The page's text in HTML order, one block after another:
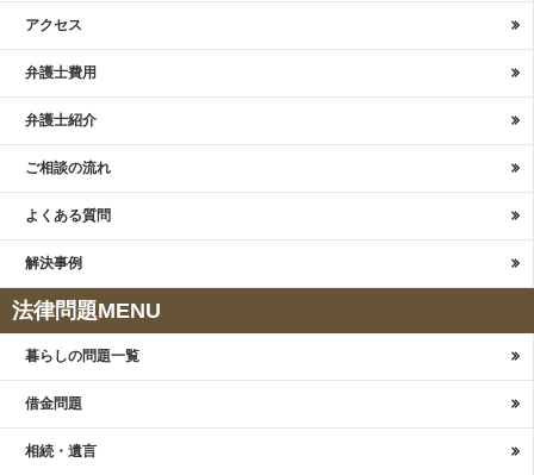
アクセス
弁護士費用
弁護士紹介
ご相談の流れ
よくある質問
解決事例
法律問題MENU
暮らしの問題一覧
借金問題
相続・遺言